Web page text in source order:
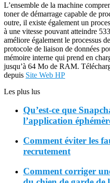
L’ensemble de la machine
toner de démarrage capable de
outre, il existe également un
à une vitesse pouvant atteindre
améliore également le processus
protocole de liaison de données
mémoire interne qui prend en
jusqu’à 64 Mo de RAM.
depuis Site Web HP
Les plus lus
Qu’est-ce que
l’application
Comment éviter les
recrutement
Comment corriger